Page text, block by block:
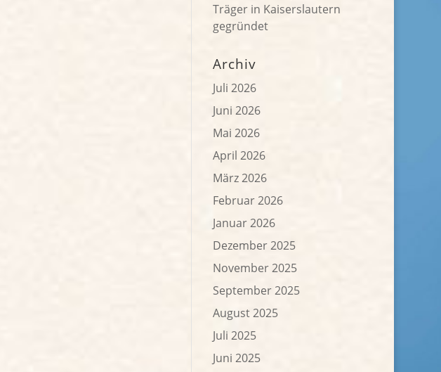
Träger in Kaiserslautern
gegründet
Archiv
Juli 2026
Juni 2026
Mai 2026
April 2026
März 2026
Februar 2026
Januar 2026
Dezember 2025
November 2025
September 2025
August 2025
Juli 2025
Juni 2025